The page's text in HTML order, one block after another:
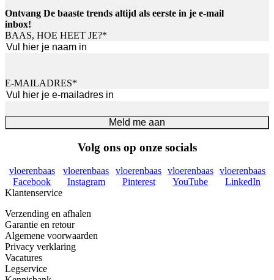
Ontvang De baaste trends altijd als eerste in je e-mail
inbox!
BAAS, HOE HEET JE?*
E-MAILADRES*
Meld me aan
Volg ons op onze socials
vloerenbaas
Facebook
vloerenbaas
Instagram
vloerenbaas
Pinterest
vloerenbaas
YouTube
vloerenbaas
LinkedIn
Klantenservice
Verzending en afhalen
Garantie en retour
Algemene voorwaarden
Privacy verklaring
Vacatures
Legservice